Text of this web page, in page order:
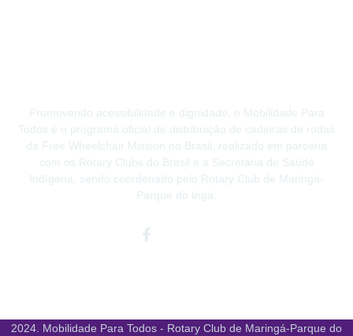
Promovendo acessibilidade e dignidade, o Mobilidade Para
Todos é o programa oficial de distribuição de cadeiras de rodas
da Free Wheelchair Mission no Brasil, realizado em parceria
com os Rotary Clubs do Brasil e a Secretaria de Saúde
Indígena, sendo coordenado pelo Rotary Club de Maringá-
Parque do Ingá.
Facebook-
2024. Mobilidade Para Todos - Rotary Club de Maringá-Parque do